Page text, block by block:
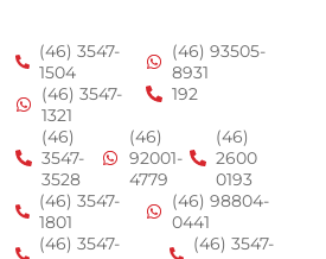
(46) 3547-
1504
(46) 93505-
8931
(46) 3547-
1321
192
(46)
3547-
3528
(46)
92001-
4779
(46)
2600
0193
(46) 3547-
1801
(46) 98804-
0441
(46) 3547-
(46) 3547-